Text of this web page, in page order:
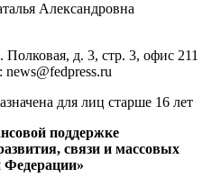
Александровна
Полковая, д. 3, стр. 3, офис 211
для лиц старше 16 лет
поддержке
связи и массовых
Федерации»